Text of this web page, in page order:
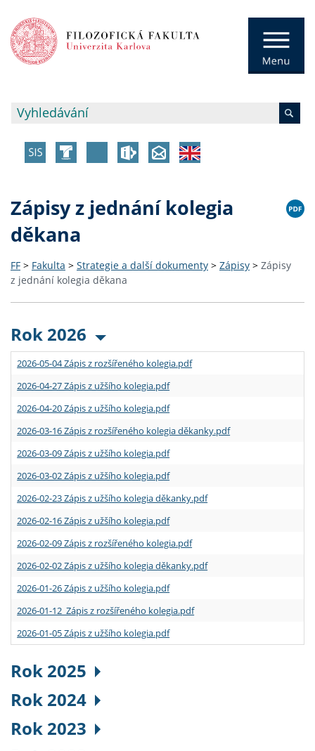
Zápisy z jednání kolegia
děkana
FF > Fakulta > Strategie a další dokumenty > Zápisy > Zápisy
z jednání kolegia děkana
Rok 2026
2026-05-04 Zápis z rozšířeného kolegia.pdf
2026-04-27 Zápis z užšího kolegia.pdf
2026-04-20 Zápis z užšího kolegia.pdf
2026-03-16 Zápis z rozšířeného kolegia děkanky.pdf
2026-03-09 Zápis z užšího kolegia.pdf
2026-03-02 Zápis z užšího kolegia.pdf
2026-02-23 Zápis z užšího kolegia děkanky.pdf
2026-02-16 Zápis z užšího kolegia.pdf
2026-02-09 Zápis z rozšířeného kolegia.pdf
2026-02-02 Zápis z užšího kolegia děkanky.pdf
2026-01-26 Zápis z užšího kolegia.pdf
2026-01-12 Zápis z rozšířeného kolegia.pdf
2026-01-05 Zápis z užšího kolegia.pdf
Rok 2025
Rok 2024
Rok 2023